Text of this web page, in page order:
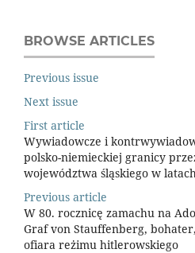
BROWSE ARTICLES
Previous issue
Next issue
First article
Wywiadowcze i
polsko-niemieckiej granicy
województwa śląskiego w
Previous article
W 80. rocznicę zamachu na
Graf von Stauffenberg,
ofiara reżimu hitlerowskiego